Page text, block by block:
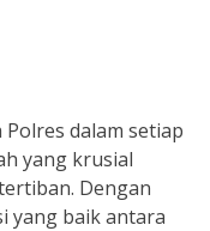
dalam setiap
yang krusial
Dengan
yang baik antara